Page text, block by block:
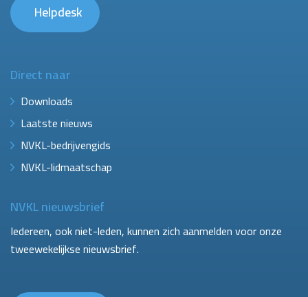
Helpdesk
Direct naar
Downloads
Laatste nieuws
NVKL-bedrijvengids
NVKL-lidmaatschap
NVKL nieuwsbrief
Iedereen, ook niet-leden, kunnen zich aanmelden voor onze
tweewekelijkse nieuwsbrief.